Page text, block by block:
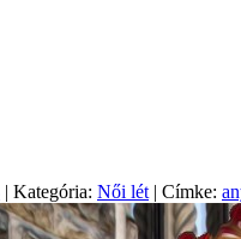
| Kategória: Női lét | Címke: